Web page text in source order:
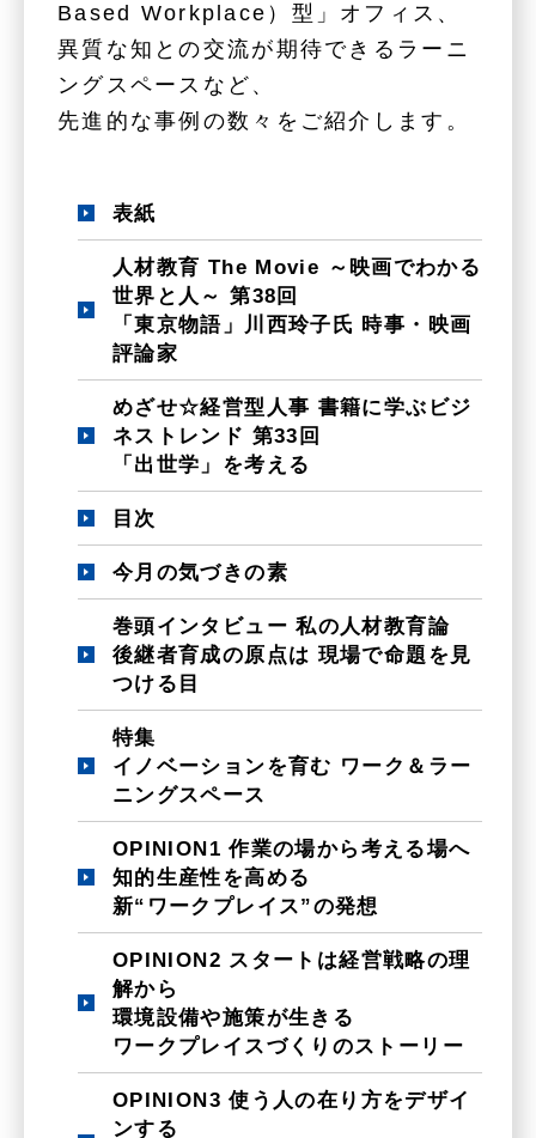
Based Workplace）型」オフィス、
異質な知との交流が期待できるラーニ
ングスペースなど、
先進的な事例の数々をご紹介します。
表紙
人材教育 The Movie ～映画でわかる
世界と人～ 第38回
「東京物語」川西玲子氏 時事・映画
評論家
めざせ☆経営型人事 書籍に学ぶビジ
ネストレンド 第33回
「出世学」を考える
目次
今月の気づきの素
巻頭インタビュー 私の人材教育論
後継者育成の原点は 現場で命題を見
つける目
特集
イノベーションを育む ワーク＆ラー
ニングスペース
OPINION1 作業の場から考える場へ
知的生産性を高める
新“ワークプレイス”の発想
OPINION2 スタートは経営戦略の理
解から
環境設備や施策が生きる
ワークプレイスづくりのストーリー
OPINION3 使う人の在り方をデザイ
ンする